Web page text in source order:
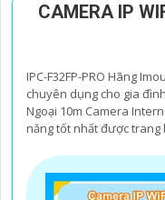
CAMERA IP
IPC-F32FP-PRO Hãng
chuyên dụng cho gia
Ngoại 10m Camera
năng tốt nhất được trang